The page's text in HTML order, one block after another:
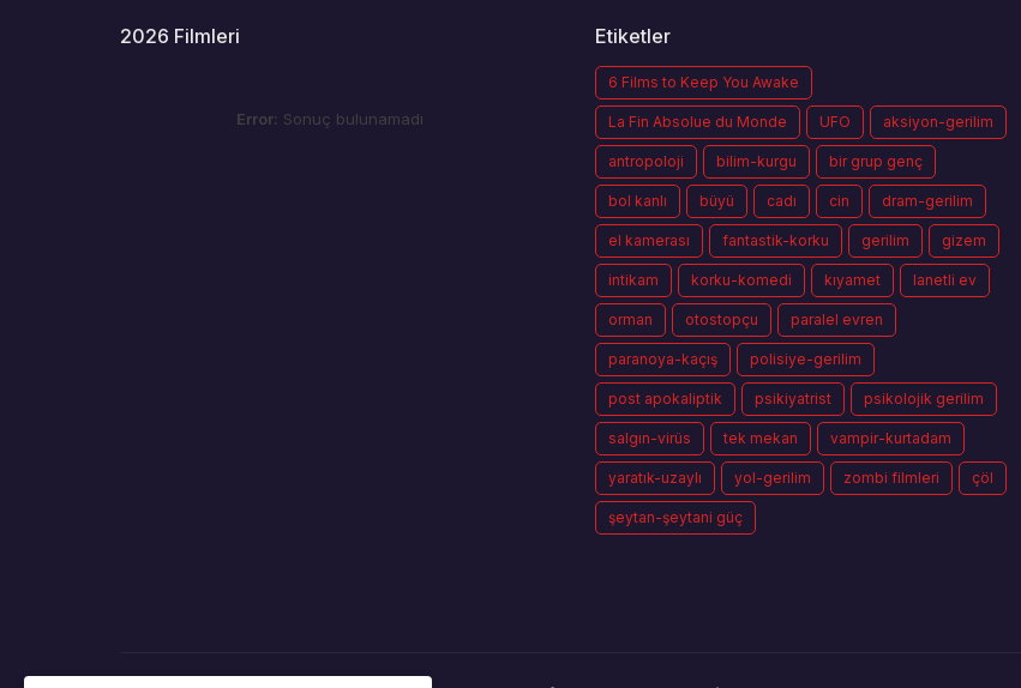
2026 Filmleri
Error: Sonuç bulunamadı
Etiketler
6 Films to Keep You Awake
La Fin Absolue du Monde UFO aksiyon-gerilim
antropoloji bilim-kurgu bir grup genç
bol kanlı büyü cadı cin dram-gerilim
el kamerası fantastik-korku gerilim gizem
intikam korku-komedi kıyamet lanetli ev
orman otostopçu paralel evren
paranoya-kaçış polisiye-gerilim
post apokaliptik psikiyatrist psikolojik gerilim
salgın-virüs tek mekan vampir-kurtadam
yaratık-uzaylı yol-gerilim zombi filmleri çöl
şeytan-şeytani güç